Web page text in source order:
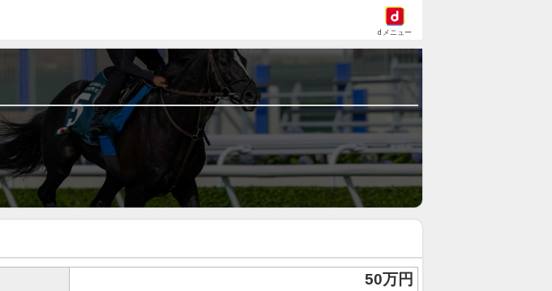
dメニュー
50万円